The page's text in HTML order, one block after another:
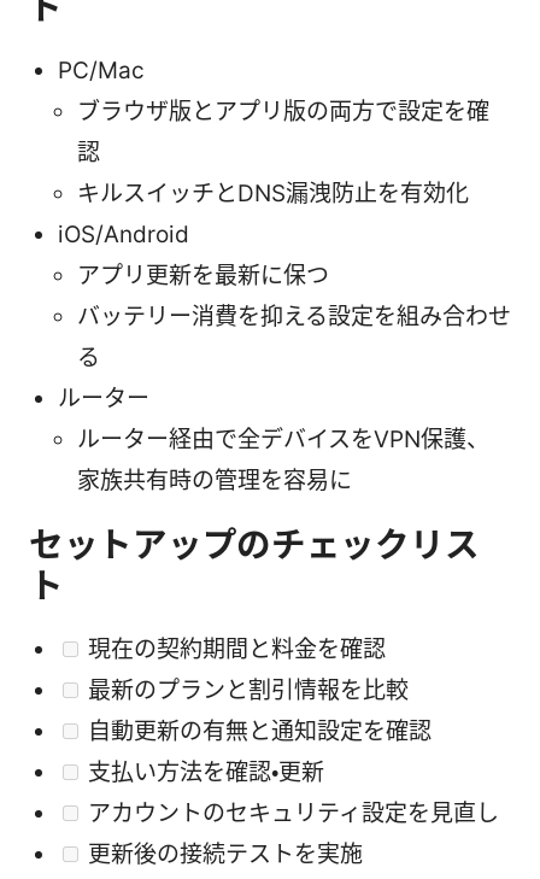
PC/Mac
ブラウザ版とアプリ版の両方で設定を確
認
キルスイッチとDNS漏洩防止を有効化
iOS/Android
アプリ更新を最新に保つ
バッテリー消費を抑える設定を組み合わせ
る
ルーター
ルーター経由で全デバイスをVPN保護、
家族共有時の管理を容易に
セットアップのチェックリス
ト
現在の契約期間と料金を確認
最新のプランと割引情報を比較
自動更新の有無と通知設定を確認
支払い方法を確認・更新
アカウントのセキュリティ設定を見直し
更新後の接続テストを実施